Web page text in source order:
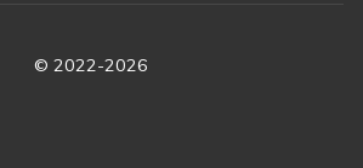
© 2022-2026